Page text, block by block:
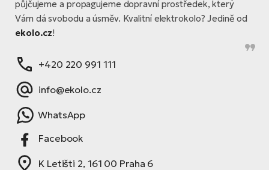
půjčujeme a propagujeme dopravní prostředek, který
Vám dá svobodu a úsměv. Kvalitní elektrokolo? Jedině od
ekolo.cz!
+420 220 991 111
info@ekolo.cz
WhatsApp
Facebook
K Letišti 2, 161 00 Praha 6